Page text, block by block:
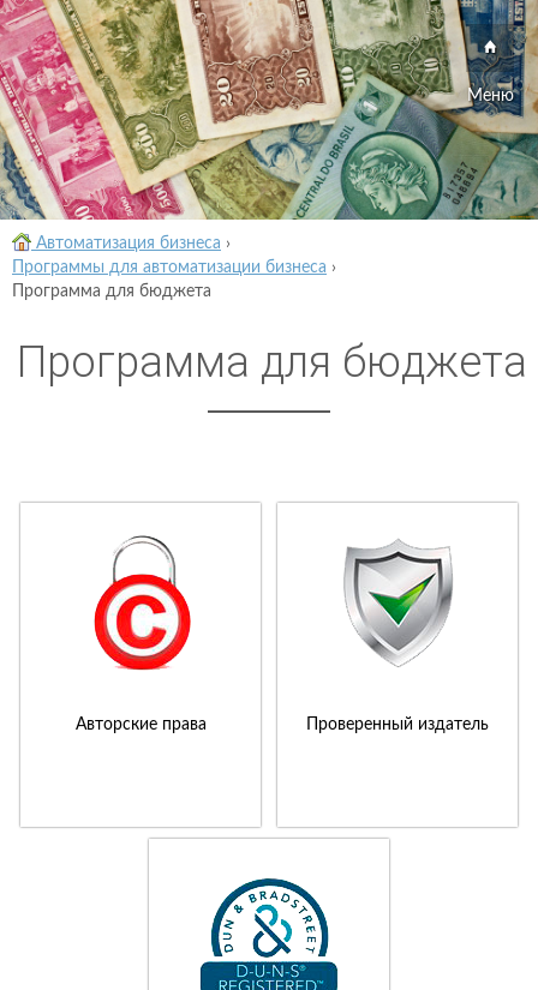
Меню
Автоматизация бизнеса ›
Программы для автоматизации бизнеса ›
Программа для бюджета
Программа для бюджета
Авторские права Проверенный издатель